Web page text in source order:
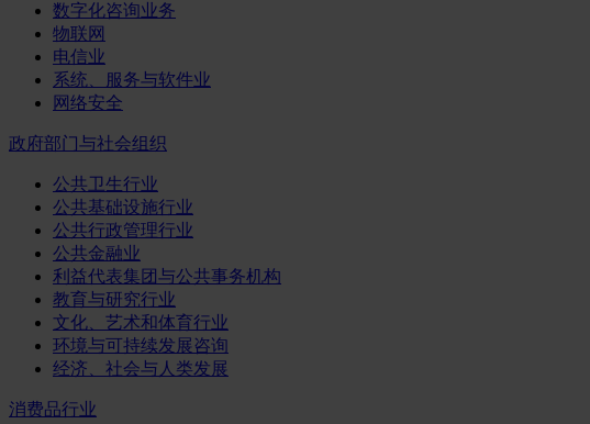
数字化咨询业务
物联网
电信业
系统、服务与软件业
网络安全
政府部门与社会组织
公共卫生行业
公共基础设施行业
公共行政管理行业
公共金融业
利益代表集团与公共事务机构
教育与研究行业
文化、艺术和体育行业
环境与可持续发展咨询
经济、社会与人类发展
消费品行业